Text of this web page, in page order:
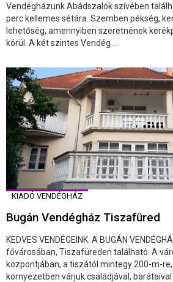
Vendégházunk Abádszalók szívében
perc kellemes sétára. Szemben pékség,
lehetőség, amennyiben szeretnének
körül. A két szintes Vendég ...
KIADÓ VENDÉGHÁZ
Bugán Vendégház Tiszafüred
KEDVES VENDÉGEINK. A BUGÁN
fővárosában, Tiszafüreden található. A
központjában, a tiszától mintegy 200-m-
környezetben várjuk családjával, barátaival